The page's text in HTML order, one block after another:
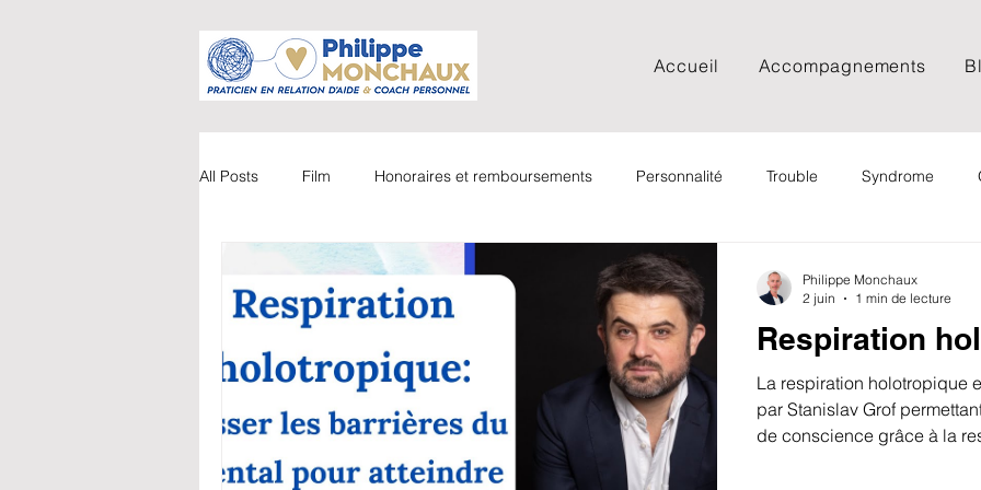
Accueil Accompagnements
All Posts Film Honoraires et remboursements Personnalité Trouble Syndrome
Accompagnements Documentaire Spiritualité
Parents / Enfants Adulte FAQ Film Podcast
Coaching Livre Couple Cancer Deuil EFT Spiritualité
Respiration
La respiration holotropique
par Stanislav Grof
de conscience grâce à la
Philippe Monchaux
2 juin
1 min de lecture